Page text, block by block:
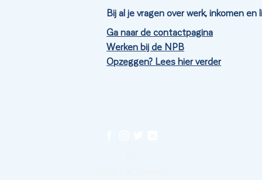
Bij al je vragen over werk, inkomen en
Ga naar de contactpagina
Werken bij de NPB
Opzeggen? Lees hier verder